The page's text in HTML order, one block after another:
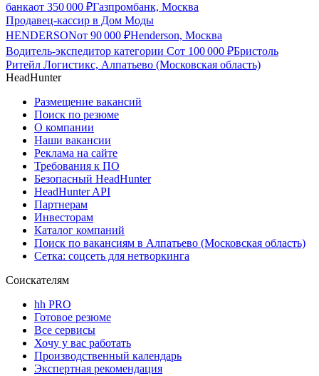
банкаот 350 000 ₽Газпромбанк, Москва
Продавец-кассир в Дом Моды
HENDERSONот 90 000 ₽Henderson, Москва
Водитель-экспедитор категории Сот 100 000 ₽Бристоль
Ритейл Логистикс, Алпатьево (Московская область)
HeadHunter
Размещение вакансий
Поиск по резюме
О компании
Наши вакансии
Реклама на сайте
Требования к ПО
Безопасный HeadHunter
HeadHunter API
Партнерам
Инвесторам
Каталог компаний
Поиск по вакансиям в Алпатьево (Московская область)
Сетка: соцсеть для нетворкинга
Соискателям
hh PRO
Готовое резюме
Все сервисы
Хочу у вас работать
Производственный календарь
Экспертная рекомендация